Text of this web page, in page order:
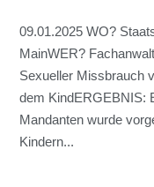
09.01.2025 WO?
MainWER?
Sexueller Missbrauch
dem KindERGEBNIS:
Mandanten wurde
Kindern...